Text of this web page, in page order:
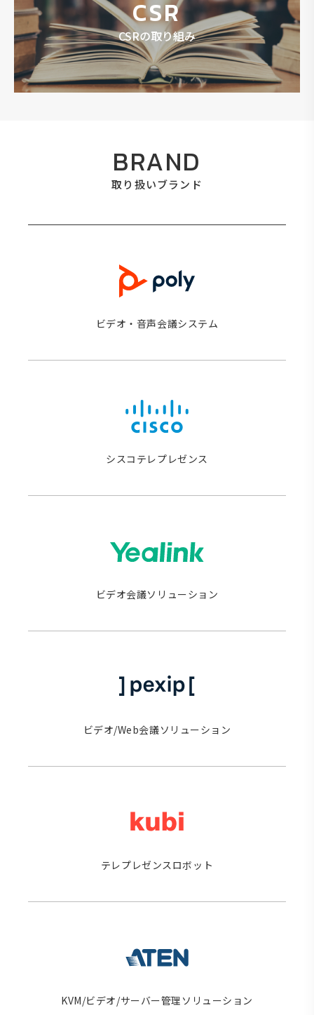
CSR
CSRの取り組み
BRAND
取り扱いブランド
ビデオ・音声会議システム
シスコテレプレゼンス
ビデオ会議ソリューション
ビデオ/Web会議ソリューション
テレプレゼンスロボット
KVM/ビデオ/サーバー管理ソリューション